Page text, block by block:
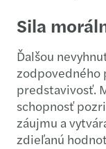
Sila
Ďalšou
zodpovedného
predstavivosť.
schopnosť
záujmu a
zdieľanú